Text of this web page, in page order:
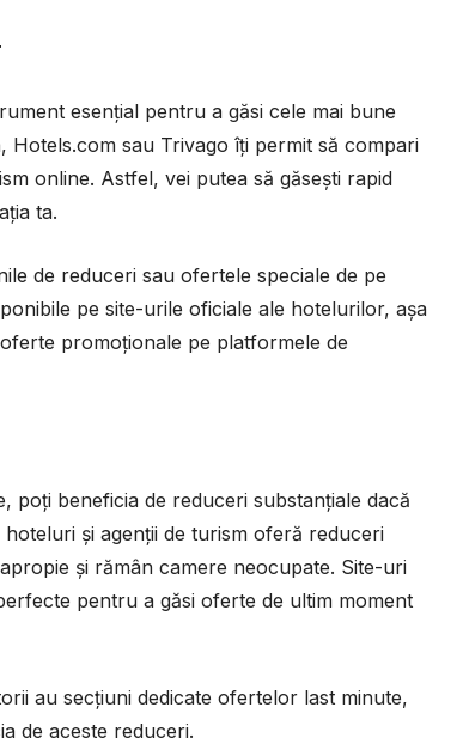
esențial pentru a găsi cele mai bune
sau Trivago îți permit să compari
online. Astfel, vei putea să găsești rapid
ta.
de reduceri sau ofertele speciale de pe
pe site-urile oficiale ale hotelurilor, așa
promoționale pe platformele de
poți beneficia de reduceri substanțiale dacă
și agenții de turism oferă reduceri
și rămân camere neocupate. Site-uri
pentru a găsi oferte de ultim moment
au secțiuni dedicate ofertelor last minute,
de aceste reduceri.